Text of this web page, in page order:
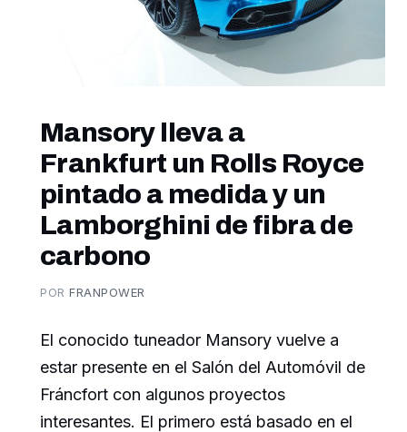
Mansory lleva a
Frankfurt un Rolls Royce
pintado a medida y un
Lamborghini de fibra de
carbono
PORFRANPOWER
El conocido tuneador Mansory vuelve a
estar presente en el Salón del Automóvil de
Fráncfort con algunos proyectos
interesantes. El primero está basado en el